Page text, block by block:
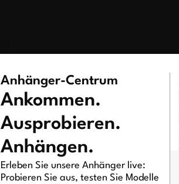
Anhänger-Centrum
Ankommen.
Ausprobieren.
Anhängen.
Erleben Sie unsere Anhänger live:
Probieren Sie aus, testen Sie Modelle